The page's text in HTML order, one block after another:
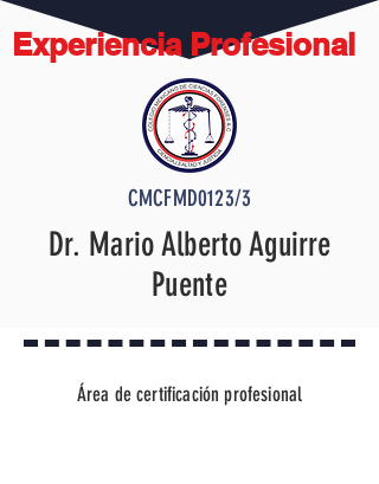
Experiencia Profesional
CMCFMD0123/3
Dr. Mario Alberto Aguirre
Puente
Área de certificación profesional